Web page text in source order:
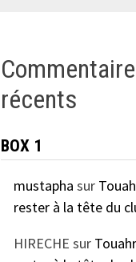
récents
BOX 1
mustapha sur
rester à la tête du
HIRECHE sur